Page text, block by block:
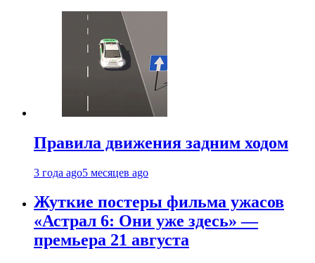
Правила движения задним ходом
3 года ago5 месяцев ago
Жуткие постеры фильма ужасов
«Астрал 6: Они уже здесь» —
премьера 21 августа